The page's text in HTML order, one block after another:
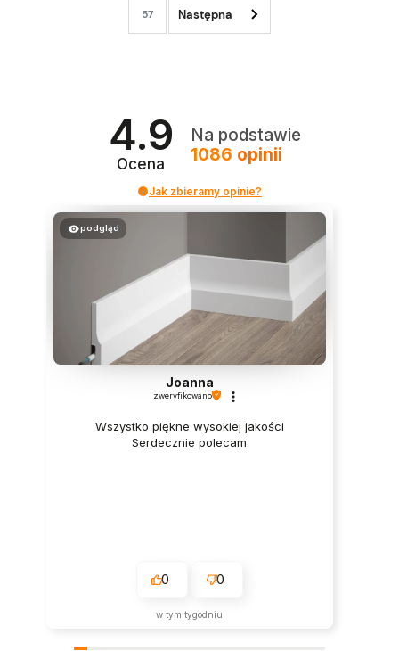
57
4.9
Ocena
Na podstawie
1086 opinii
Jak zbieramy opinie?
podgląd
Joanna
zweryfikowano
Wszystko piękne wysokiej jakości
Serdecznie polecam
0 0
w tym tygodniu